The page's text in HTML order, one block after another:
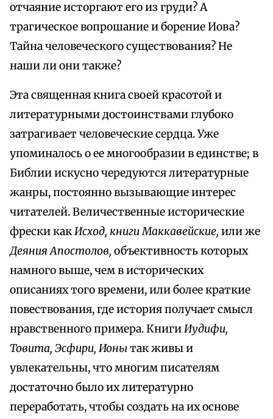
отчаяние исторгают его из груди? А
трагическое вопрошание и борение Иова?
Тайна человеческого существования? Не
наши ли они также?
Эта священная книга своей красотой и
литературными достоинствами глубоко
затрагивает человеческие сердца. Уже
упоминалось о ее многообразии в единстве; в
Библии искусно чередуются литературные
жанры, постоянно вызывающие интерес
читателей. Величественные исторические
фрески какИсход, книги Маккавейские, или же
Деяния Апостолов, объективность которых
намного выше, чем в исторических
описаниях того времени, или более краткие
повествования, где история получает смысл
нравственного примера. КнигиИудифи,
Товита, Эсфири, Ионытак живы и
увлекательны, что многим писателям
достаточно было их литературно
переработать, чтобы создать на их основе